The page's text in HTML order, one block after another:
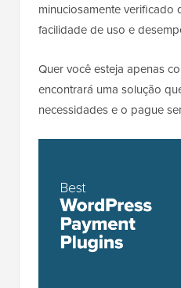
minuciosamente
facilidade de uso e
Quer você esteja apenas
encontrará uma solução
necessidades e o pague